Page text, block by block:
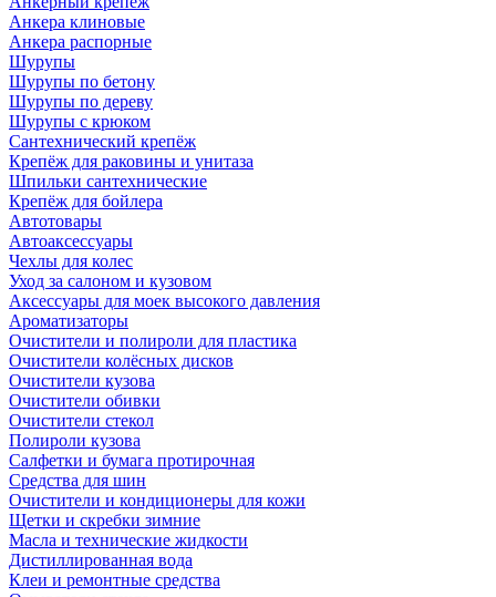
Анкера клиновые
Анкера распорные
Шурупы
Шурупы по бетону
Шурупы по дереву
Шурупы с крюком
Сантехнический крепёж
Крепёж для раковины и унитаза
Шпильки сантехнические
Крепёж для бойлера
Автотовары
Автоаксессуары
Чехлы для колес
Уход за салоном и кузовом
Аксессуары для моек высокого давления
Ароматизаторы
Очистители и полироли для пластика
Очистители колёсных дисков
Очистители кузова
Очистители обивки
Очистители стекол
Полироли кузова
Салфетки и бумага протирочная
Средства для шин
Очистители и кондиционеры для кожи
Щетки и скребки зимние
Масла и технические жидкости
Дистиллированная вода
Клеи и ремонтные средства